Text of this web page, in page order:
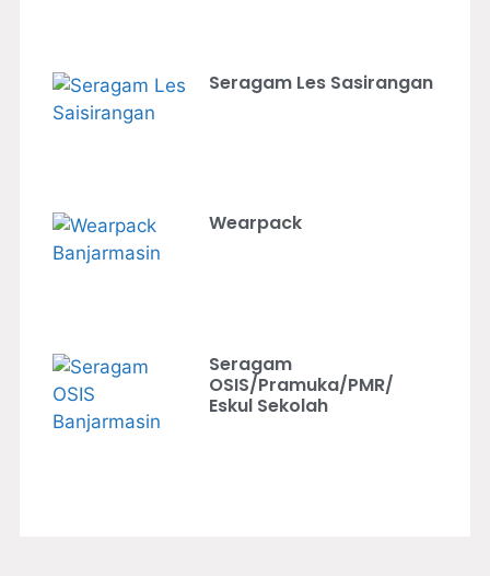
Seragam Les Sasirangan
Wearpack
Seragam
OSIS/Pramuka/PMR/
Eskul Sekolah